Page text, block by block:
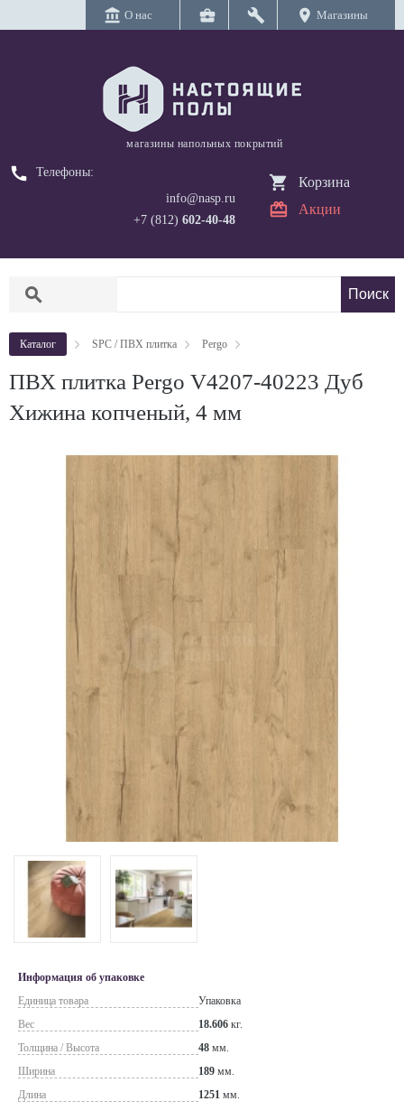
account_balance О нас business_center build location_on Магазины
магазины напольных покрытий
call
Телефоны:
info@nasp.ru
+7 (812) 602-40-48
Корзина
Акции
search
Каталог SPC / ПВХ плитка Pergo
ПВХ плитка Pergo V4207-40223 Дуб
Хижина копченый, 4 мм
Информация об упаковке
Единица товара
Упаковка
Вес
18.606 кг.
Толщина / Высота
48 мм.
Ширина
189 мм.
Длина
1251 мм.